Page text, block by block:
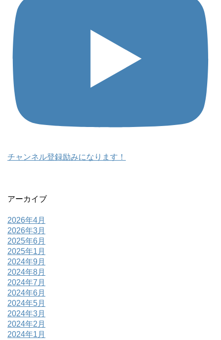
チャンネル登録励みになります！
アーカイブ
2026年4月
2026年3月
2025年6月
2025年1月
2024年9月
2024年8月
2024年7月
2024年6月
2024年5月
2024年3月
2024年2月
2024年1月